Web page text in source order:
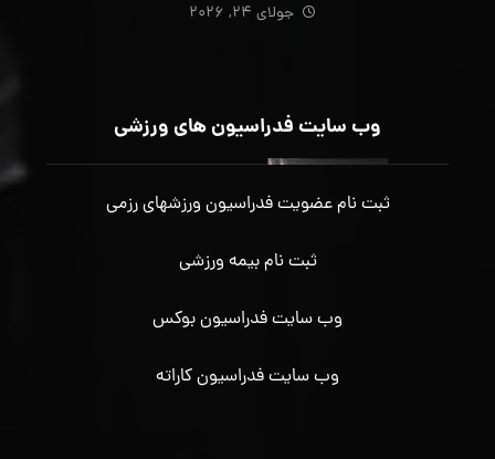
جولای ۲۴, ۲۰۲۶
وب سایت فدراسیون های ورزشی
ثبت نام عضویت فدراسیون ورزشهای رزمی
ثبت نام بیمه ورزشی
وب سایت فدراسیون بوکس
وب سایت فدراسیون کاراته